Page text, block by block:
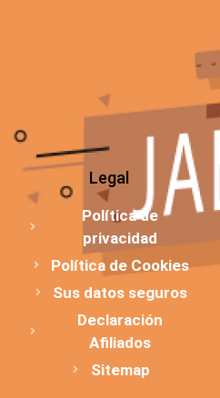
Legal
Política de
privacidad
Política de Cookies
Sus datos seguros
Declaración
Afiliados
Sitemap